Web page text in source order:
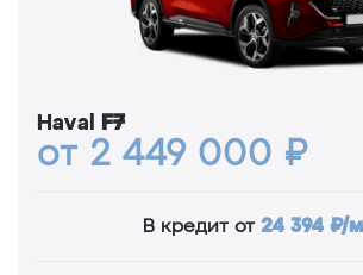
Haval F7
от 2 449 000 ₽
В кредит от 24 394 ₽/